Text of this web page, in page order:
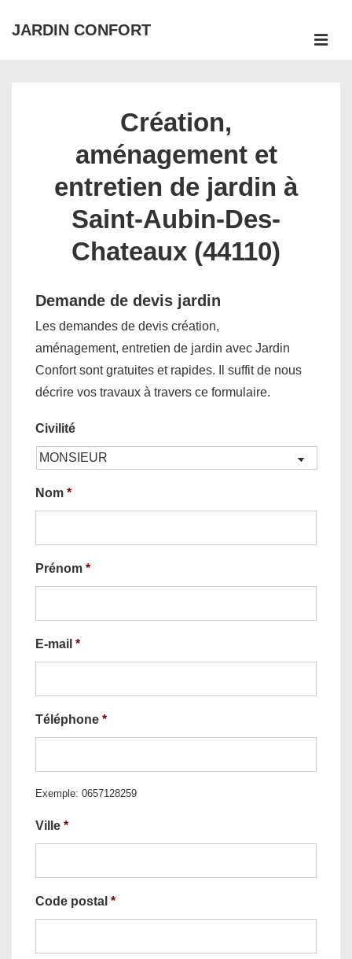
passer
JARDIN CONFORT
Création,
aménagement et
entretien de jardin à
Saint-Aubin-Des-
Chateaux (44110)
Demande de devis jardin
Les demandes de devis création,
aménagement, entretien de jardin avec Jardin
Confort sont gratuites et rapides. Il suffit de nous
décrire vos travaux à travers ce formulaire.
Civilité
Nom *
Prénom *
E-mail *
Téléphone *
Exemple: 0657128259
Ville *
Code postal *